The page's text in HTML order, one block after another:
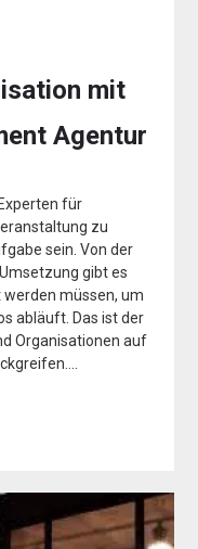
mit
Agentur
für
zu
sein. Von der
gibt es
müssen, um
abläuft. Das ist der
Organisationen auf